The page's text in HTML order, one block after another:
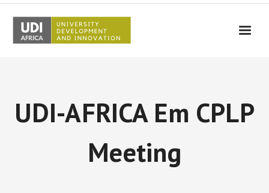
Eventos
UDI-AFRICA Em CPLP
Meeting